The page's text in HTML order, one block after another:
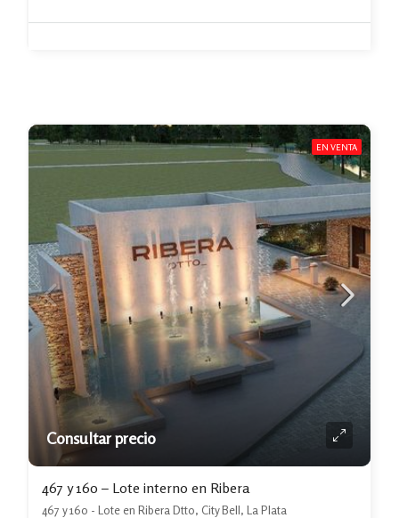
EN VENTA
Consultar precio
467 y 160 – Lote interno en Ribera
467 y 160 - Lote en Ribera Dtto, City Bell, La Plata